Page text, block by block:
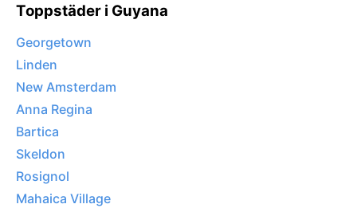
Toppstäder i Guyana
Georgetown
Linden
New Amsterdam
Anna Regina
Bartica
Skeldon
Rosignol
Mahaica Village